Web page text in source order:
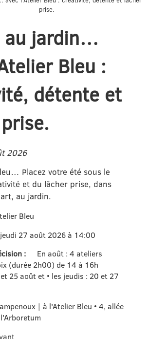
prise.
au jardin…
Bleu :
détente et
2026
Placez votre été sous le
et du lâcher prise, dans
au jardin.
Bleu
27 août 2026 à 14:00
:
En août : 4 ateliers
(durée 2h00) de 14 à 16h
25 août et • les jeudis : 20 et 27
| à l'Atelier Bleu • 4, allée